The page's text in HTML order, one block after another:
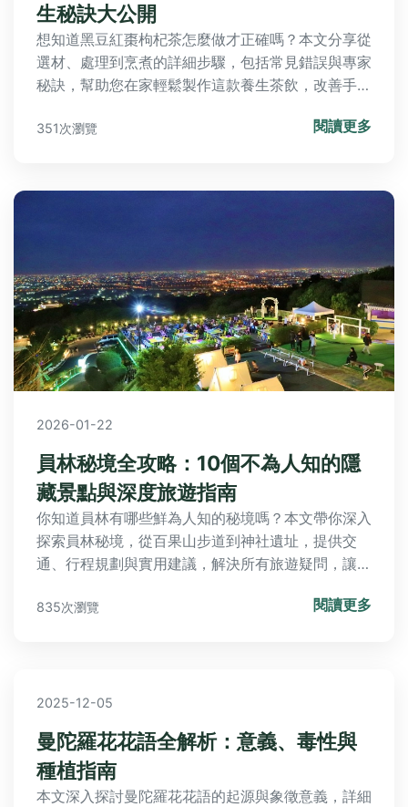
生秘訣大公開
想知道黑豆紅棗枸杞茶怎麼做才正確嗎？本文分享從
選材、處理到烹煮的詳細步驟，包括常見錯誤與專家
秘訣，幫助您在家輕鬆製作這款養生茶飲，改善手腳
351次瀏覽 閱讀更多
2026-01-22
員林秘境全攻略：10個不為人知的隱
藏景點與深度旅遊指南
你知道員林有哪些鮮為人知的秘境嗎？本文帶你深入
探索員林秘境，從百果山步道到神社遺址，提供交
通、行程規劃與實用建議，解決所有旅遊疑問，讓你
835次瀏覽 閱讀更多
2025-12-05
曼陀羅花花語全解析：意義、毒性與
種植指南
本文深入探討曼陀羅花花語的起源與象徵意義，詳細